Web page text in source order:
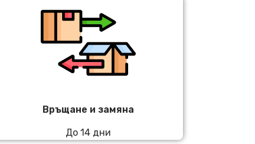
Връщане и замяна
До 14 дни